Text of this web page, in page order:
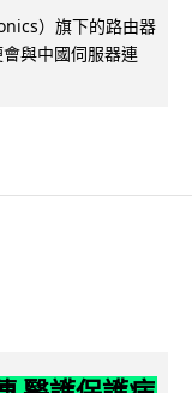
）旗下的路由器
與中國伺服器連